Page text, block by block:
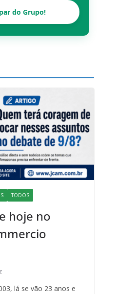
do Grupo!
TODOS
hoje no
lá se vão 23 anos e